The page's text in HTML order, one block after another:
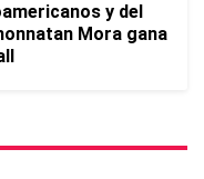
y del
Mora gana